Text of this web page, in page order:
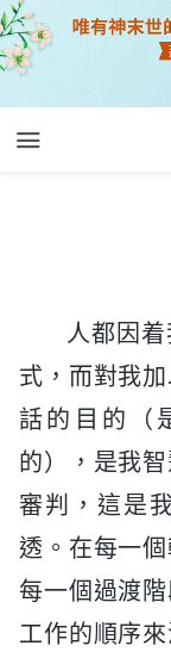
人都因
式，而對我
話的目的（
的），是我
審判，這是
透。在每一
每一個過渡
工作的順序